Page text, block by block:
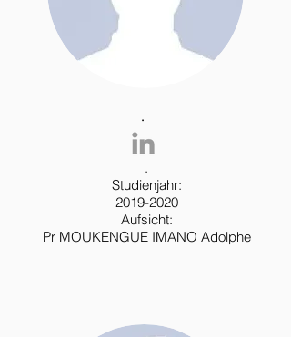
.
.
Studienjahr:
2019-2020
Aufsicht:
Pr MOUKENGUE IMANO Adolphe